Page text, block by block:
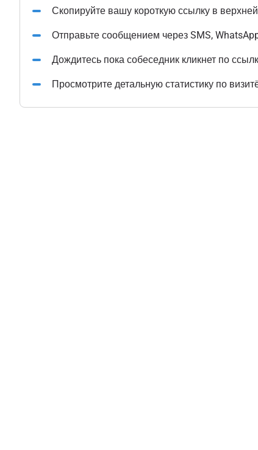
Скопируйте вашу короткую ссылку в
Отправьте сообщением через SMS,
Дождитесь пока собеседник кликнет по
Просмотрите детальную статистику по